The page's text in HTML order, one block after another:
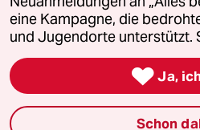
Leitlinie Informant
Seitenwende Einwilligungen
eine Kampagne, die
und Jugendorte unterstützt.
 Ja,
Schon